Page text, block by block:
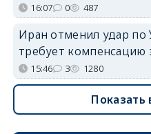
16:07 0 487
Иран отменил удар по
требует компенсацию
15:46 3 1280
Показать